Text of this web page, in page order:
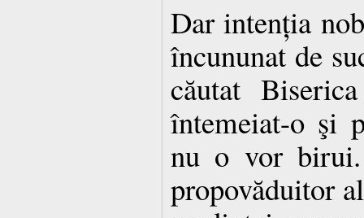
Dar intenția
încununat de
căutat
întemeiat-o şi
nu o vor
propovăduitor